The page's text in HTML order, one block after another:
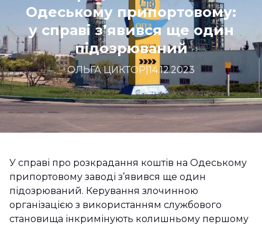
Одеському припортовому:
у справі з’явився ще один
підозрюваний
ОЛЬГА ЦИКТОР 14.12.2023
У справі про розкрадання коштів на Одеському
припортовому заводі з’явився ще один
підозрюваний. Керування злочинною
організацією з використанням службового
становища інкримінують колишньому першому